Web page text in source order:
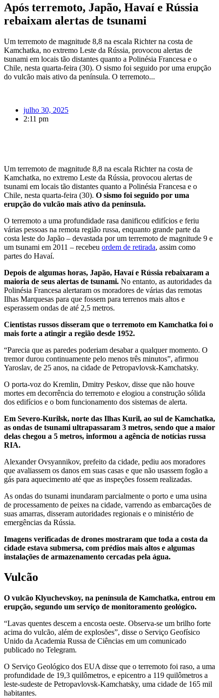
Após terremoto, Japão, Havaí e Rússia
rebaixam alertas de tsunami
Um terremoto de magnitude 8,8 na escala Richter na costa de
Kamchatka, no extremo Leste da Rússia, provocou alertas de
tsunami em locais tão distantes quanto a Polinésia Francesa e o
Chile, nesta quarta-feira (30). O sismo foi seguido por uma erupção
do vulcão mais ativo da península. O terremoto...
julho 30, 2025
2:11 pm
Um terremoto de magnitude 8,8 na escala Richter na costa de
Kamchatka, no extremo Leste da Rússia, provocou alertas de
tsunami em locais tão distantes quanto a Polinésia Francesa e o
Chile, nesta quarta-feira (30). O sismo foi seguido por uma
erupção do vulcão mais ativo da península.
O terremoto a uma profundidade rasa danificou edifícios e feriu
várias pessoas na remota região russa, enquanto grande parte da
costa leste do Japão – devastada por um terremoto de magnitude 9 e
um tsunami em 2011 – recebeu ordem de retirada, assim como
partes do Havaí.
Depois de algumas horas, Japão, Havaí e Rússia rebaixaram a
maioria de seus alertas de tsunami. No entanto, as autoridades da
Polinésia Francesa alertaram os moradores de várias das remotas
Ilhas Marquesas para que fossem para terrenos mais altos e
esperassem ondas de até 2,5 metros.
Cientistas russos disseram que o terremoto em Kamchatka foi o
mais forte a atingir a região desde 1952.
“Parecia que as paredes poderiam desabar a qualquer momento. O
tremor durou continuamente pelo menos três minutos”, afirmou
Yaroslav, de 25 anos, na cidade de Petropavlovsk-Kamchatsky.
O porta-voz do Kremlin, Dmitry Peskov, disse que não houve
mortes em decorrência do terremoto e elogiou a construção sólida
dos edifícios e o bom funcionamento dos sistemas de alerta.
Em Severo-Kurilsk, norte das Ilhas Kuril, ao sul de Kamchatka,
as ondas de tsunami ultrapassaram 3 metros, sendo que a maior
delas chegou a 5 metros, informou a agência de notícias russa
RIA.
Alexander Ovsyannikov, prefeito da cidade, pediu aos moradores
que avaliassem os danos em suas casas e que não usassem fogão a
gás para aquecimento até que as inspeções fossem realizadas.
As ondas do tsunami inundaram parcialmente o porto e uma usina
de processamento de peixes na cidade, varrendo as embarcações de
suas amarras, disseram autoridades regionais e o ministério de
emergências da Rússia.
Imagens verificadas de drones mostraram que toda a costa da
cidade estava submersa, com prédios mais altos e algumas
instalações de armazenamento cercadas pela água.
Vulcão
O vulcão Klyuchevskoy, na península de Kamchatka, entrou em
erupção, segundo um serviço de monitoramento geológico.
“Lavas quentes descem a encosta oeste. Observa-se um brilho forte
acima do vulcão, além de explosões”, disse o Serviço Geofísico
Unido da Academia Russa de Ciências em um comunicado
publicado no Telegram.
O Serviço Geológico dos EUA disse que o terremoto foi raso, a uma
profundidade de 19,3 quilômetros, e epicentro a 119 quilômetros a
leste-sudeste de Petropavlovsk-Kamchatsky, uma cidade de 165 mil
habitantes.